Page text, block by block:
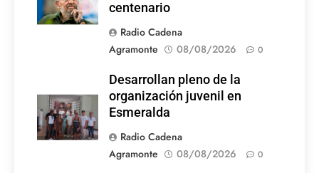
centenario
Radio Cadena
Agramonte
08/08/2026 0
Desarrollan pleno de la
organización juvenil en
Esmeralda
Radio Cadena
Agramonte
08/08/2026 0